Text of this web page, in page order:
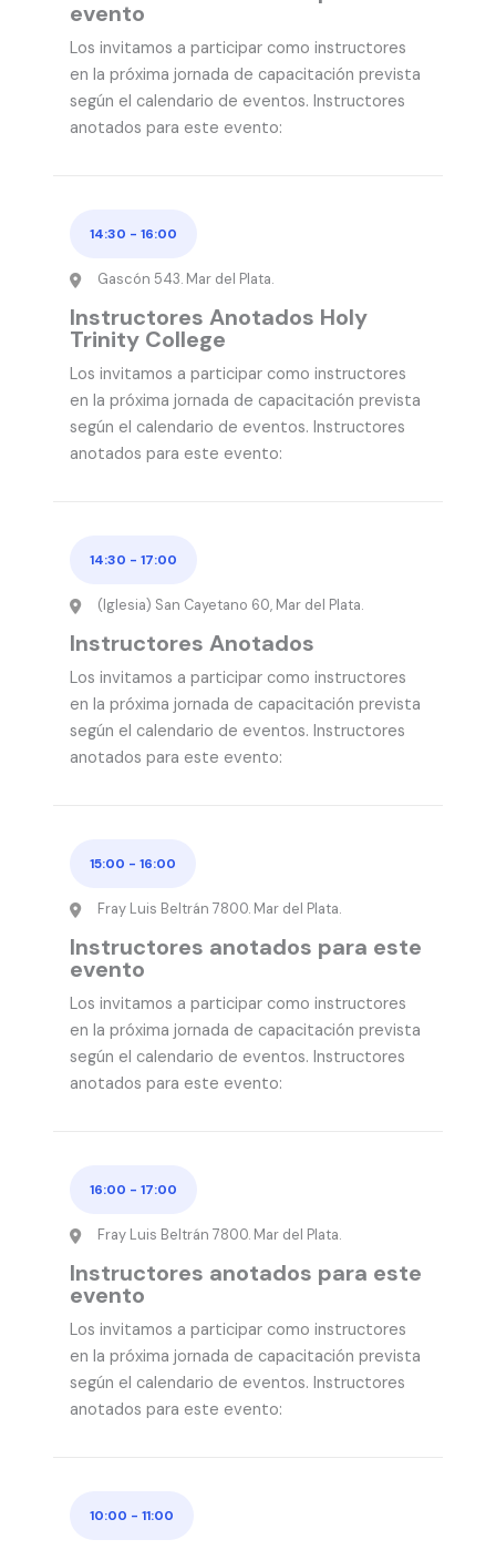
evento
Los invitamos a participar como instructores
en la próxima jornada de capacitación prevista
según el calendario de eventos. Instructores
anotados para este evento:
14:30 - 16:00
Gascón 543. Mar del Plata.
Instructores Anotados Holy
Trinity College
Los invitamos a participar como instructores
en la próxima jornada de capacitación prevista
según el calendario de eventos. Instructores
anotados para este evento:
14:30 - 17:00
(Iglesia) San Cayetano 60, Mar del Plata.
Instructores Anotados
Los invitamos a participar como instructores
en la próxima jornada de capacitación prevista
según el calendario de eventos. Instructores
anotados para este evento:
15:00 - 16:00
Fray Luis Beltrán 7800. Mar del Plata.
Instructores anotados para este
evento
Los invitamos a participar como instructores
en la próxima jornada de capacitación prevista
según el calendario de eventos. Instructores
anotados para este evento:
16:00 - 17:00
Fray Luis Beltrán 7800. Mar del Plata.
Instructores anotados para este
evento
Los invitamos a participar como instructores
en la próxima jornada de capacitación prevista
según el calendario de eventos. Instructores
anotados para este evento:
10:00 - 11:00